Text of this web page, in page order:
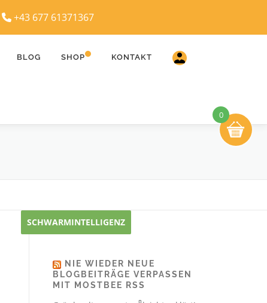
+43 677 61371367
BLOG SHOP KONTAKT
SCHWARMINTELLIGENZ
NIE WIEDER NEUE
BLOGBEITRÄGE VERPASSEN
MIT MOSTBEE RSS
0